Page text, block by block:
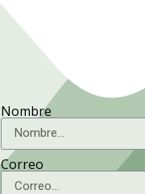
Nombre
Correo